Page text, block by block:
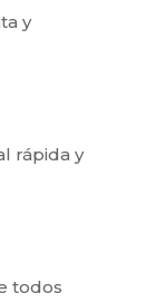
y
rápida y
todos